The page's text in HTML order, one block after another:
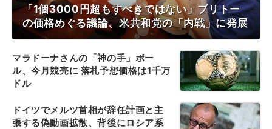
「1個3000円超もすべきではない」ブリトー
の価格めぐる議論、米共和党の「内戦」に発展
マラドーナさんの「神の手」ボー
ル、今月競売に 落札予想価格は1千万
ドル
ドイツでメルツ首相が辞任計画と主
張する偽動画拡散、背後にロシア系